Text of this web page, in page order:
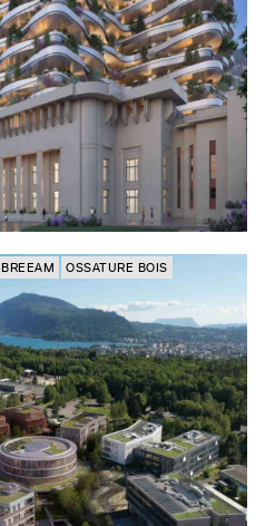
BREEAM
OSSATURE BOIS